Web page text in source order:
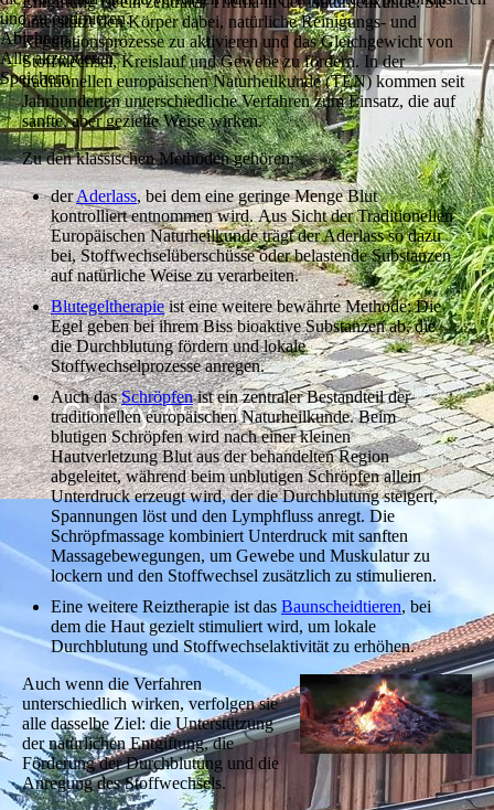
unterstützt den Körper dabei, natürliche Reinigungs- und
Regulationsprozesse zu aktivieren und das Gleichgewicht von
Stoffwechsel, Kreislauf und Gewebe zu fördern. In der
traditionellen europäischen Naturheilkunde (TEN) kommen seit
Jahrhunderten unterschiedliche Verfahren zum Einsatz, die auf
sanfte, aber gezielte Weise wirken.
Zu den klassischen Methoden gehören:
derAderlass, bei dem eine geringe Menge Blut
kontrolliert entnommen wird. Aus Sicht der Traditionellen
Europäischen Naturheilkunde trägt der Aderlass so dazu
bei, Stoffwechselüberschüsse oder belastende Substanzen
auf natürliche Weise zu verarbeiten.
Blutegeltherapieist eine weitere bewährte Methode: Die
Egel geben bei ihrem Biss bioaktive Substanzen ab, die
die Durchblutung fördern und lokale
Stoffwechselprozesse anregen.
Auch dasSchröpfenist ein zentraler Bestandteil der
traditionellen europäischen Naturheilkunde. Beim
blutigen Schröpfen wird nach einer kleinen
Hautverletzung Blut aus der behandelten Region
abgeleitet, während beim unblutigen Schröpfen allein
Unterdruck erzeugt wird, der die Durchblutung steigert,
Spannungen löst und den Lymphfluss anregt. Die
Schröpfmassage kombiniert Unterdruck mit sanften
Massagebewegungen, um Gewebe und Muskulatur zu
lockern und den Stoffwechsel zusätzlich zu stimulieren.
Eine weitere Reiztherapie ist das Baunscheidtieren, bei
dem die Haut gezielt stimuliert wird, um lokale
Durchblutung und Stoffwechselaktivität zu erhöhen.
Auch wenn die Verfahren
unterschiedlich wirken, verfolgen sie
alle dasselbe Ziel: die Unterstützung
der natürlichen Entgiftung, die
Förderung der Durchblutung und die
Anregung des Stoffwechsels.
und zu optimieren.
Ablehnen
Alle akzeptieren
Speichern